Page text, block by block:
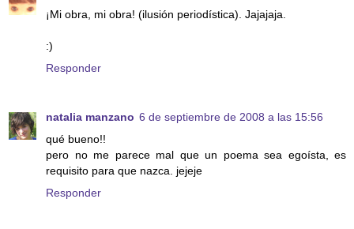
¡Mi obra, mi obra! (ilusión periodística). Jajajaja.
:)
Responder
natalia manzano 6 de septiembre de 2008 a las 15:56
qué bueno!!
pero no me parece mal que un poema sea egoísta, es
requisito para que nazca. jejeje
Responder